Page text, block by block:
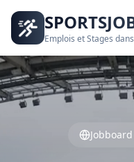
Emplois et Stages